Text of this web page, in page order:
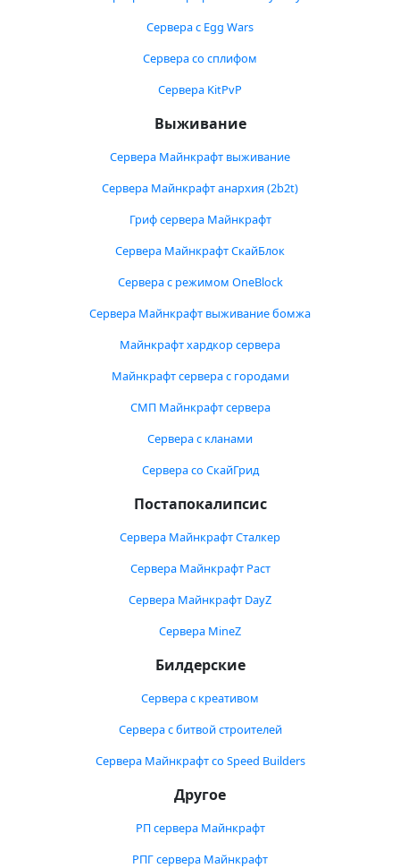
Сервера с Egg Wars
Сервера со сплифом
Сервера KitPvP
Выживание
Сервера Майнкрафт выживание
Сервера Майнкрафт анархия (2b2t)
Гриф сервера Майнкрафт
Сервера Майнкрафт СкайБлок
Сервера с режимом OneBlock
Сервера Майнкрафт выживание бомжа
Майнкрафт хардкор сервера
Майнкрафт сервера с городами
СМП Майнкрафт сервера
Сервера с кланами
Сервера со СкайГрид
Постапокалипсис
Сервера Майнкрафт Сталкер
Сервера Майнкрафт Раст
Сервера Майнкрафт DayZ
Сервера MineZ
Билдерские
Сервера с креативом
Сервера с битвой строителей
Сервера Майнкрафт со Speed Builders
Другое
РП сервера Майнкрафт
РПГ сервера Майнкрафт